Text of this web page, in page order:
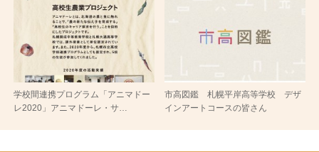
学校間連携プログラム「アニマドー
レ2020」アニマドーレ・サ…
市高図鑑 札幌平岸高等学校 デザ
インアートコースの皆さん